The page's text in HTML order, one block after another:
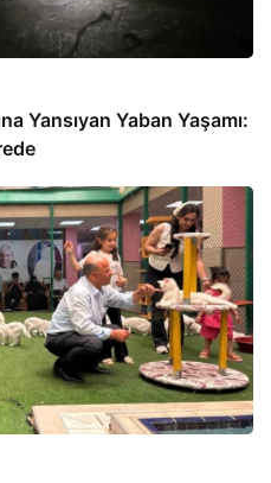
Yansıyan Yaban Yaşamı: